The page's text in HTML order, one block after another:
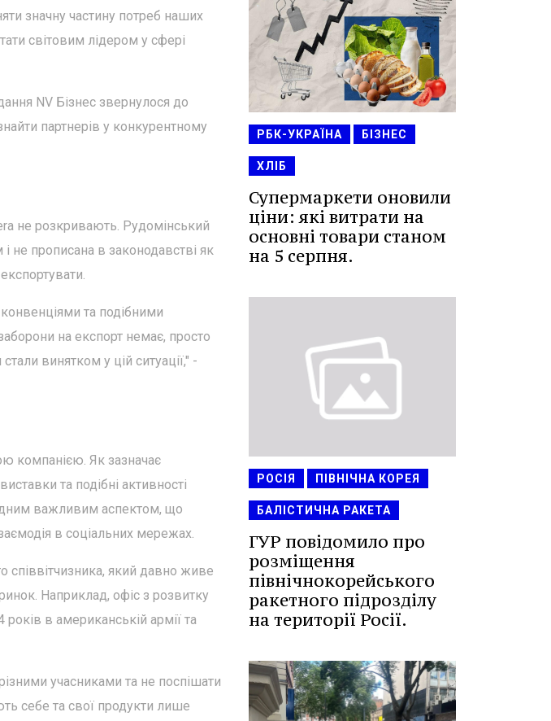
значну частину потреб наших
світовим лідером у сфері
NV Бізнес звернулося до
партнерів у конкурентному
не розкривають. Рудомінський
не прописана в законодавстві як
та подібними
на експорт немає, просто
винятком у цій ситуації," -
компанією. Як зазначає
та подібні активності
важливим аспектом, що
в соціальних мережах.
співвітчизника, який давно живе
Наприклад, офіс з розвитку
в американській армії та
учасниками та не поспішати
себе та свої продукти лише
РБК-УКРАЇНА БІЗНЕС
ХЛІБ
Супермаркети оновили
ціни: які витрати на
основні товари станом
на 5 серпня.
РОСІЯ ПІВНІЧНА КОРЕЯ
БАЛІСТИЧНА РАКЕТА
ГУР повідомило про
розміщення
північнокорейського
ракетного підрозділу
на території Росії.